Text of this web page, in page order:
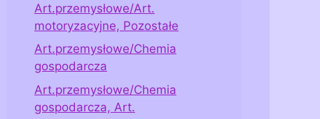
Art.przemysłowe/Art.
motoryzacyjne, Pozostałe
Art.przemysłowe/Chemia
gospodarcza
Art.przemysłowe/Chemia
gospodarcza, Art.